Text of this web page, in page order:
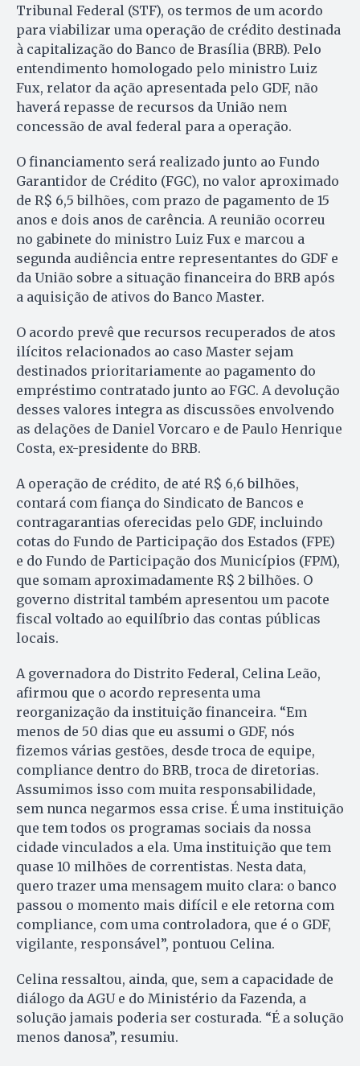
Tribunal Federal (STF), os termos de um acordo
para viabilizar uma operação de crédito destinada
à capitalização do Banco de Brasília (BRB). Pelo
entendimento homologado pelo ministro Luiz
Fux, relator da ação apresentada pelo GDF, não
haverá repasse de recursos da União nem
concessão de aval federal para a operação.
O financiamento será realizado junto ao Fundo
Garantidor de Crédito (FGC), no valor aproximado
de R$ 6,5 bilhões, com prazo de pagamento de 15
anos e dois anos de carência. A reunião ocorreu
no gabinete do ministro Luiz Fux e marcou a
segunda audiência entre representantes do GDF e
da União sobre a situação financeira do BRB após
a aquisição de ativos do Banco Master.
O acordo prevê que recursos recuperados de atos
ilícitos relacionados ao caso Master sejam
destinados prioritariamente ao pagamento do
empréstimo contratado junto ao FGC. A devolução
desses valores integra as discussões envolvendo
as delações de Daniel Vorcaro e de Paulo Henrique
Costa, ex-presidente do BRB.
A operação de crédito, de até R$ 6,6 bilhões,
contará com fiança do Sindicato de Bancos e
contragarantias oferecidas pelo GDF, incluindo
cotas do Fundo de Participação dos Estados (FPE)
e do Fundo de Participação dos Municípios (FPM),
que somam aproximadamente R$ 2 bilhões. O
governo distrital também apresentou um pacote
fiscal voltado ao equilíbrio das contas públicas
locais.
A governadora do Distrito Federal, Celina Leão,
afirmou que o acordo representa uma
reorganização da instituição financeira. “Em
menos de 50 dias que eu assumi o GDF, nós
fizemos várias gestões, desde troca de equipe,
compliance dentro do BRB, troca de diretorias.
Assumimos isso com muita responsabilidade,
sem nunca negarmos essa crise. É uma instituição
que tem todos os programas sociais da nossa
cidade vinculados a ela. Uma instituição que tem
quase 10 milhões de correntistas. Nesta data,
quero trazer uma mensagem muito clara: o banco
passou o momento mais difícil e ele retorna com
compliance, com uma controladora, que é o GDF,
vigilante, responsável”, pontuou Celina.
Celina ressaltou, ainda, que, sem a capacidade de
diálogo da AGU e do Ministério da Fazenda, a
solução jamais poderia ser costurada. “É a solução
menos danosa”, resumiu.